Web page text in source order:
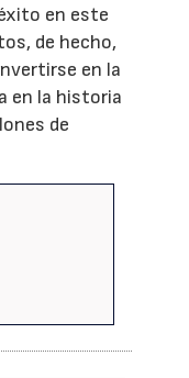
en este
de hecho,
en la
en la historia
de